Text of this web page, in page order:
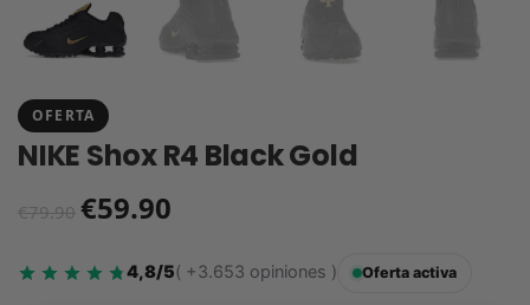
OFERTA
NIKE Shox R4 Black Gold
€79.90 €59.90
4,8/5( +3.653 opiniones ) Oferta activa